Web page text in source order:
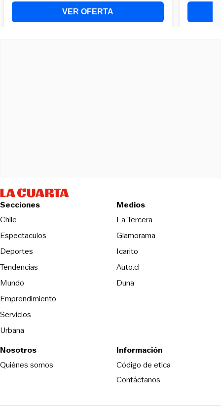
Secciones
Chile
Espectaculos
Deportes
Tendencias
Mundo
Emprendimiento
Servicios
Urbana
Medios
La Tercera
Glamorama
Icarito
Auto.cl
Duna
Nosotros
Quiénes somos
Información
Código de etica
Contáctanos